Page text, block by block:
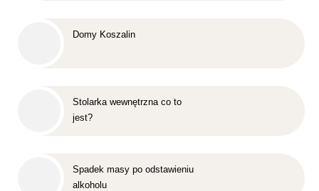
Domy Koszalin
Stolarka wewnętrzna co to
jest?
Spadek masy po odstawieniu
alkoholu